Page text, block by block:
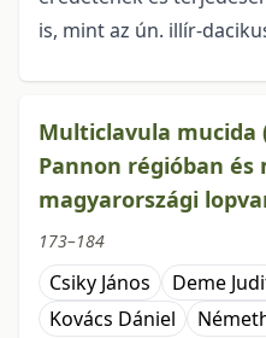
is, mint az ún. illír-
Multiclavula mucida
Pannon régióban és
magyarországi
173–184
Csiky János Deme
Kovács Dániel